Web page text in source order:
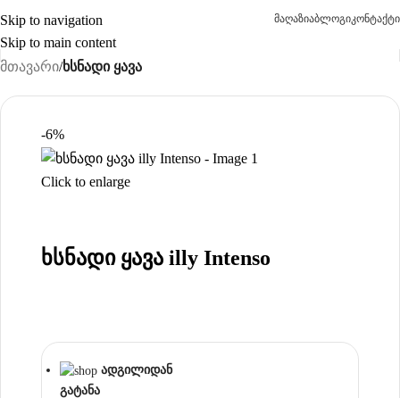
Skip to navigation
Skip to main content
მაღაზიაბლოგიკონტაქტი
მთავარი ხსნადი ყავა
-6%
Click to enlarge
ხსნადი ყავა illy Intenso
ადგილიდან
გატანა